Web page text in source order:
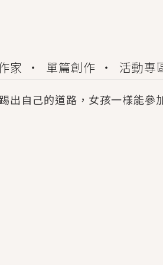
家 單篇創作 活動專
出自己的道路，女孩一樣能參
會獲得豐富廣宣資源、專屬服
大佬，你哭什麼？》追妻火
夏日、檸檬的香氣、互相愛慕
體質世界觀，無法抗拒的吸
買了房子模型，但現實中買下
一個連自己也無法改變的永恆